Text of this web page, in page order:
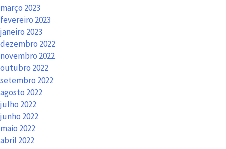
março 2023
fevereiro 2023
janeiro 2023
dezembro 2022
novembro 2022
outubro 2022
setembro 2022
agosto 2022
julho 2022
junho 2022
maio 2022
abril 2022